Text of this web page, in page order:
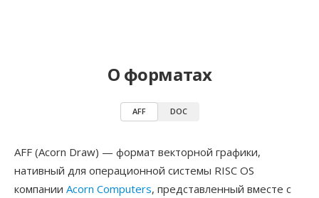
О форматах
AFF DOC
AFF (Acorn Draw) — формат векторной графики,
нативный для операционной системы RISC OS
компании Acorn Computers, представленный вместе с